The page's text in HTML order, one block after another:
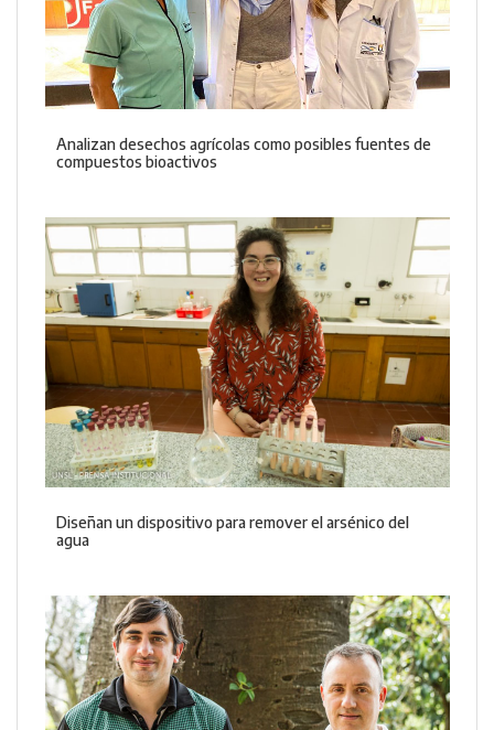
Analizan desechos agrícolas como posibles fuentes de
compuestos bioactivos
Diseñan un dispositivo para remover el arsénico del
agua